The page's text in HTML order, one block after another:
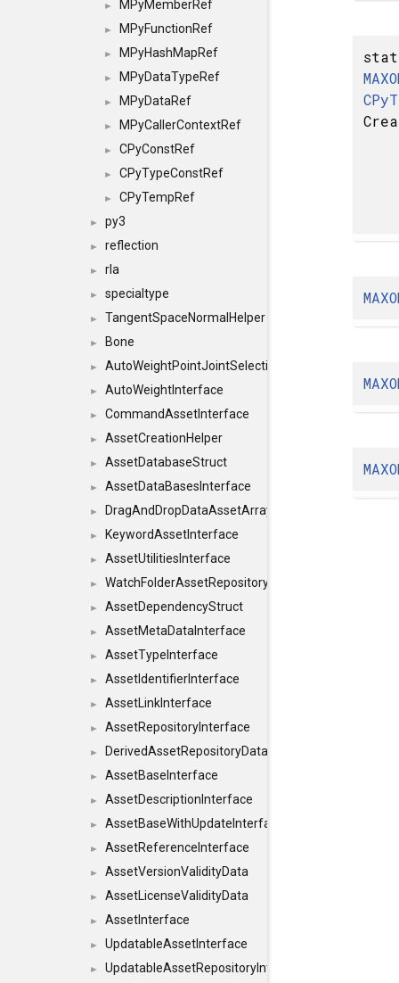
► MPyMemberRef
► MPyFunctionRef
► MPyHashMapRef
► MPyDataTypeRef
► MPyDataRef
► MPyCallerContextRef
► CPyConstRef
► CPyTypeConstRef
► CPyTempRef
► py3
► reflection
► rla
► specialtype
► TangentSpaceNormalHelper
► Bone
► AutoWeightPointJointSelections
► AutoWeightInterface
► CommandAssetInterface
► AssetCreationHelper
► AssetDatabaseStruct
► AssetDataBasesInterface
► DragAndDropDataAssetArray
► KeywordAssetInterface
► AssetUtilitiesInterface
► WatchFolderAssetRepositoryInterface
► AssetDependencyStruct
► AssetMetaDataInterface
► AssetTypeInterface
► AssetIdentifierInterface
► AssetLinkInterface
► AssetRepositoryInterface
► DerivedAssetRepositoryDataInterface
► AssetBaseInterface
► AssetDescriptionInterface
► AssetBaseWithUpdateInterface
► AssetReferenceInterface
► AssetVersionValidityData
► AssetLicenseValidityData
► AssetInterface
► UpdatableAssetInterface
► UpdatableAssetRepositoryInterface